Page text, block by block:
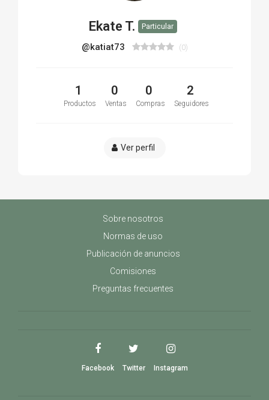
Ekate T. Particular
@katiat73 (0)
1
Productos
0
Ventas
0
Compras
2
Seguidores
Ver perfil
Sobre nosotros
Normas de uso
Publicación de anuncios
Comisiones
Preguntas frecuentes
Facebook Twitter Instagram